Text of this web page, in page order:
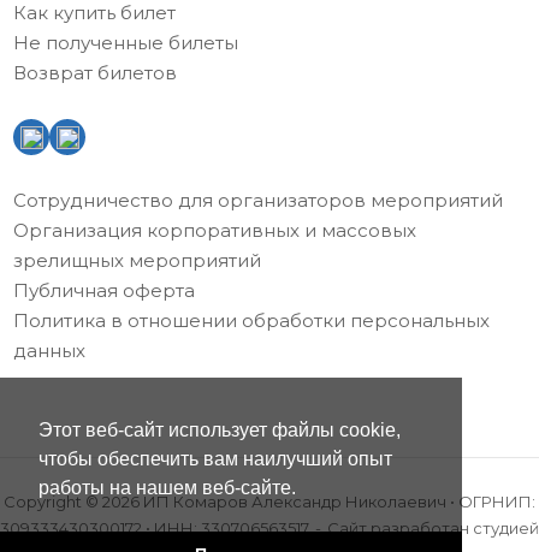
Как купить билет
Не полученные билеты
Возврат билетов
Сотрудничество для организаторов мероприятий
Организация корпоративных и массовых
зрелищных мероприятий
Публичная оферта
Политика в отношении обработки персональных
данных
Copyright © 2026 ИП Комаров Александр Николаевич • ОГРНИП:
309333430300172 • ИНН: 330706563517
Сайт разработан студией
Этот веб-сайт использует файлы cookie,
чтобы обеспечить вам наилучший опыт
работы на нашем веб-сайте.